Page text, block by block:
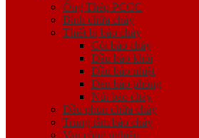
Ống Thép PCCC
Bình chữa cháy
Thiết bị báo cháy
Còi báo cháy
Đầu báo khói
Đầu báo nhiệt
Đèn báo phòng
Nút báo cháy
Đầu phun chữa cháy
Trung tâm báo cháy
Van công nghiệp